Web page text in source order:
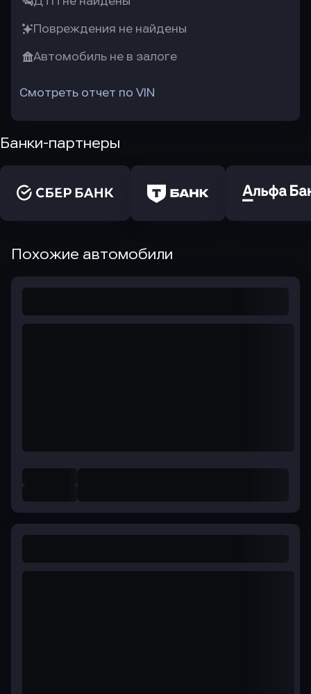
Повреждения не найдены
Автомобиль не в залоге
Смотреть отчет по VIN
Банки-партнеры
Похожие автомобили